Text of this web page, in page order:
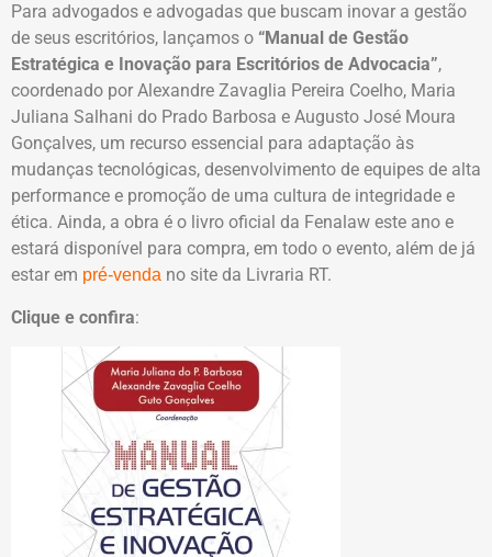
Para advogados e advogadas que buscam inovar a gestão
de seus escritórios, lançamos o “Manual de Gestão
Estratégica e Inovação para Escritórios de Advocacia”,
coordenado por Alexandre Zavaglia Pereira Coelho, Maria
Juliana Salhani do Prado Barbosa e Augusto José Moura
Gonçalves, um recurso essencial para adaptação às
mudanças tecnológicas, desenvolvimento de equipes de alta
performance e promoção de uma cultura de integridade e
ética. Ainda, a obra é o livro oficial da Fenalaw este ano e
estará disponível para compra, em todo o evento, além de já
estar em pré-venda no site da Livraria RT.
Clique e confira: